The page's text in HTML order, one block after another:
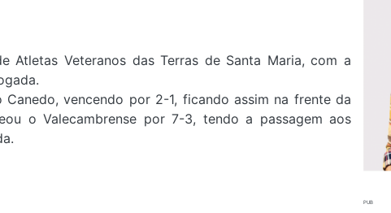
Veteranos das Terras de Santa Maria, com a
vencendo por 2-1, ficando assim na frente da
o Valecambrense por 7-3, tendo a passagem aos